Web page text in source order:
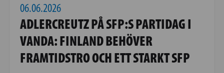
06.06.2026
ADLERCREUTZ PÅ SFP:S PARTIDAG I
VANDA: FINLAND BEHÖVER
FRAMTIDSTRO OCH ETT STARKT SFP